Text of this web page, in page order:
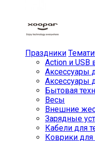
Праздники
Action и
Аксессуары
Аксессуары
Бытовая
Весы
Внешние
Зарядные
Кабели для
Коврики